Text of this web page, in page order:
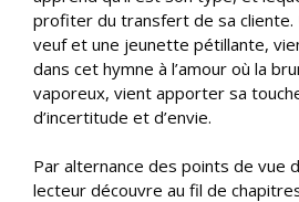
profiter du transfert de sa cliente.
veuf et une jeunette pétillante,
dans cet hymne à l’amour où la
vaporeux, vient apporter sa
d’incertitude et d’envie.
Par alternance des points de vue
lecteur découvre au fil de